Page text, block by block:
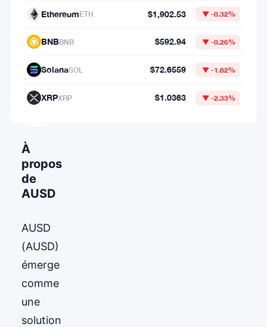
BTC
USD
À
propos
de
AUSD
AUSD
(AUSD)
émerge
comme
une
solution
EthereumETH $1,902.53 ▼ -0.32%
BNBBNB $592.94 ▼ -0.26%
SolanaSOL $72.6559 ▼ -1.82%
XRPXRP $1.0363 ▼ -2.33%